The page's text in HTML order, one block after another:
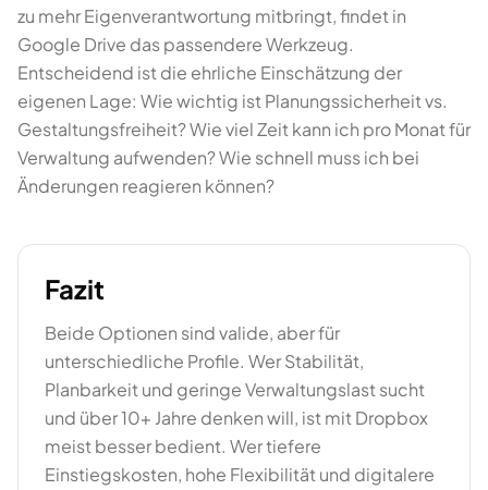
zu mehr Eigenverantwortung mitbringt, findet in
Google Drive das passendere Werkzeug.
Entscheidend ist die ehrliche Einschätzung der
eigenen Lage: Wie wichtig ist Planungssicherheit vs.
Gestaltungsfreiheit? Wie viel Zeit kann ich pro Monat für
Verwaltung aufwenden? Wie schnell muss ich bei
Änderungen reagieren können?
Fazit
Beide Optionen sind valide, aber für
unterschiedliche Profile. Wer Stabilität,
Planbarkeit und geringe Verwaltungslast sucht
und über 10+ Jahre denken will, ist mit Dropbox
meist besser bedient. Wer tiefere
Einstiegskosten, hohe Flexibilität und digitalere